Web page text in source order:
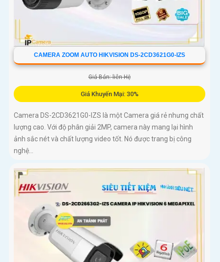
CAMERA ZOOM AUTO HIKVISION DS-2CD3621G0-IZS
Giá Bán: liên Hệ
Giá Khuyến Mại: 30%
Camera DS-2CD3621G0-IZS là một Camera giá rẻ nhưng chất
lượng cao. Với độ phân giải 2MP, camera này mang lại hình
ảnh sắc nét và chất lượng video tốt. Nó được trang bị công
nghệ...